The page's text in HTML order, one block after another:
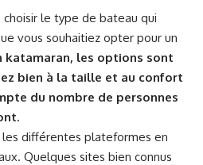
le type de bateau qui
vous souhaitiez opter pour un
katamaran, les options sont
bien à la taille et au confort
du nombre de personnes
les différentes plateformes en
Quelques sites bien connus